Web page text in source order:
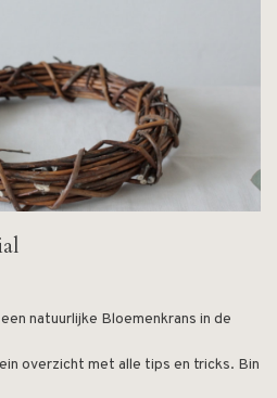
natuurlijke Bloemenkrans in de
overzicht met alle tips en tricks. Bin